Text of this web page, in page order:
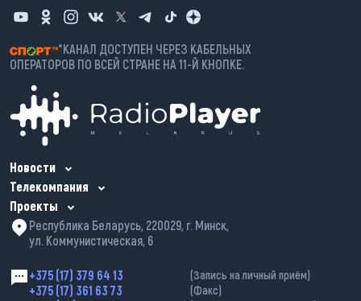
*КАНАЛ ДОСТУПЕН ЧЕРЕЗ КАБЕЛЬНЫХ
ОПЕРАТОРОВ ПО ВСЕЙ СТРАНЕ НА 11-Й КНОПКЕ.
Новости
Телекомпания
Проекты
Республика Беларусь, 220029, г. Минск,
ул. Коммунистическая, 6
+375 (17) 379 64 13 (Запись на личный приём)
+375 (17) 361 63 73 (Факс)